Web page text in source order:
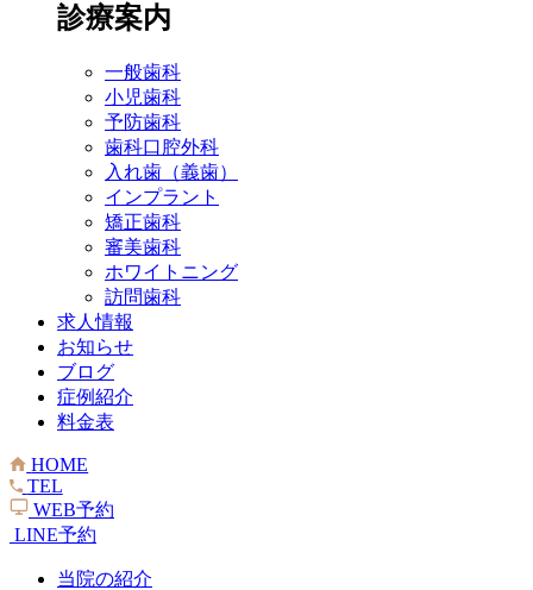
診療案内
一般歯科
小児歯科
予防歯科
歯科口腔外科
入れ歯（義歯）
インプラント
矯正歯科
審美歯科
ホワイトニング
訪問歯科
求人情報
お知らせ
ブログ
症例紹介
料金表
HOME
TEL
WEB予約
LINE予約
当院の紹介